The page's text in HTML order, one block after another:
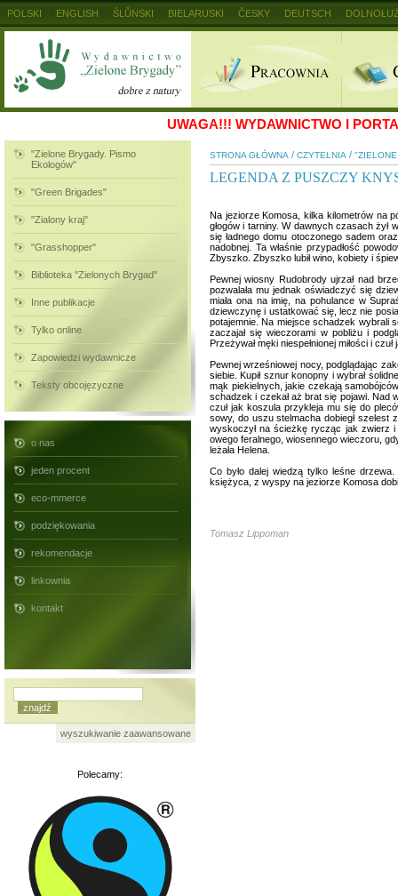
UWAGA!!! WYDAWNICTWO I
"Zielone Brygady. Pismo
Ekologów"
"Green Brigades"
"Zialony kraj"
"Grasshopper"
Biblioteka "Zielonych Brygad"
Inne publikacje
Tylko online
Zapowiedzi wydawnicze
Teksty obcojęzyczne
o nas
jeden procent
eco-mmerce
podziękowania
rekomendacje
linkownia
kontakt
wyszukiwanie zaawansowane
Polecamy:
STRONA GŁÓWNA / CZYTELNIA /
LEGENDA Z PUSZCZY
Na jeziorze Komosa, kilka kilometrów na
głogów i tarniny. W dawnych czasach żył
się ładnego domu otoczonego sadem
nadobnej. Ta właśnie przypadłość
Zbyszko. Zbyszko lubił wino, kobiety i
Pewnej wiosny Rudobrody ujrzał nad
pozwalała mu jednak oświadczyć się
miała ona na imię, na pohulance w
dziewczynę i ustatkować się, lecz nie
potajemnie. Na miejsce schadzek wybrali
zaczajał się wieczorami w pobliżu i
Przeżywał męki niespełnionej miłości i
Pewnej wrześniowej nocy, podglądając
siebie. Kupił sznur konopny i wybrał
mąk piekielnych, jakie czekają
schadzek i czekał aż brat się pojawi. Nad
czuł jak koszula przykleja mu się do
sowy, do uszu stelmacha dobiegł szelest
wyskoczył na ścieżkę rycząc jak zwierz
owego feralnego, wiosennego wieczoru,
leżała Helena.
Co było dalej wiedzą tylko leśne
księżyca, z wyspy na jeziorze Komosa
Tomasz Lippoman
POLSKI ENGLISH ŚLŮNSKI BIELARUSKI ČESKY DEUTSCH